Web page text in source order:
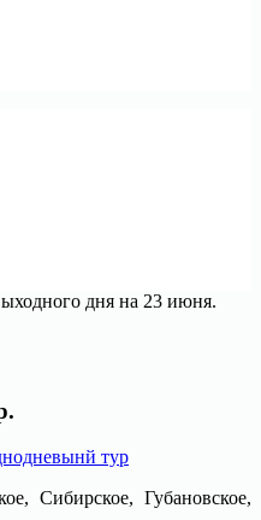
дня на 23 июня.
Сибирское, Губановское,